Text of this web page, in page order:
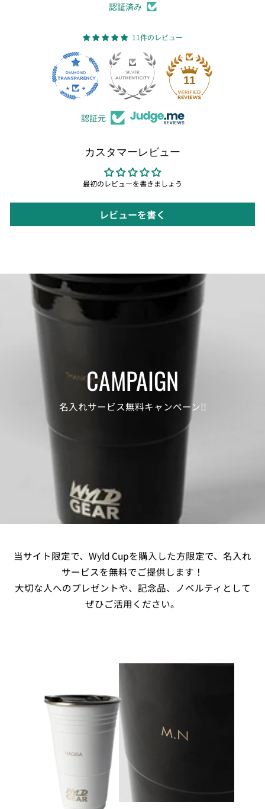
認証済み
11件のレビュー
11
認証元
カスタマーレビュー
最初のレビューを書きましょう
レビューを書く
CAMPAIGN
名入れサービス無料キャンペーン!!
当サイト限定で、Wyld Cupを購入した方限定で、名入れ
サービスを無料でご提供します！
大切な人へのプレゼントや、記念品、ノベルティとして
ぜひご活用ください。